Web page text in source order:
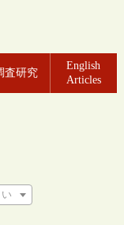
査研究
English
Articles